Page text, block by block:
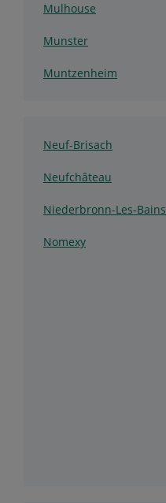
Mulhouse
Munster
Muntzenheim
Neuf-Brisach
Neufchâteau
Niederbronn-Les-Bains
Nomexy